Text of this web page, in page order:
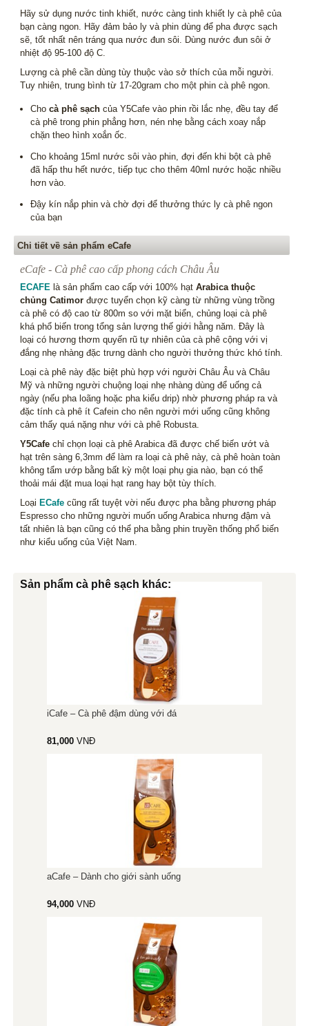
Hãy sử dụng nước tinh khiết, nước càng tinh khiết ly cà phê của
bạn càng ngon. Hãy đảm bảo ly và phin dùng để pha được sạch
sẽ, tốt nhất nên tráng qua nước đun sôi. Dùng nước đun sôi ở
nhiệt độ 95-100 độ C.
Lượng cà phê cần dùng tùy thuộc vào sở thích của mỗi người.
Tuy nhiên, trung bình từ 17-20gram cho một phin cà phê ngon.
Chocà phê sạch của Y5Cafe vào phin rồi lắc nhẹ, đều tay để
cà phê trong phin phẳng hơn, nén nhẹ bằng cách xoay nắp
chặn theo hình xoắn ốc.
Cho khoảng 15ml nước sôi vào phin, đợi đến khi bột cà phê
đã hấp thu hết nước, tiếp tục cho thêm 40ml nước hoặc nhiều
hơn vào.
Đậy kín nắp phin và chờ đợi để thưởng thức ly cà phê ngon
của bạn
Chi tiết về sản phẩm eCafe
eCafe - Cà phê cao cấp phong cách Châu Âu
ECAFE là sản phẩm cao cấp với 100% hạtArabica thuộc
chủng Catimor được tuyển chọn kỹ càng từ những vùng trồng
cà phê có độ cao từ 800m so với mặt biển, chủng loại cà phê
khá phổ biến trong tổng sản lượng thế giới hằng năm. Đây là
loại có hương thơm quyến rũ tự nhiên của cà phê cộng với vị
đắng nhẹ nhàng đặc trưng dành cho người thưởng thức khó tính.
Loại cà phê này đặc biệt phù hợp với người Châu Âu và Châu
Mỹ và những người chuộng loại nhẹ nhàng dùng để uống cả
ngày (nếu pha loãng hoặc pha kiểu drip) nhờ phương pháp ra và
đặc tính cà phê ít Cafein cho nên người mới uống cũng không
cảm thấy quá nặng như với cà phê Robusta.
Y5Cafe chỉ chọn loại cà phê Arabica đã được chế biến ướt và
hạt trên sàng 6,3mm để làm ra loại cà phê này, cà phê hoàn toàn
không tẩm ướp bằng bất kỳ một loại phụ gia nào, bạn có thể
thoải mái đặt mua loại hạt rang hay bột tùy thích.
Loại ECafe cũng rất tuyệt vời nếu được pha bằng phương pháp
Espresso cho những người muốn uống Arabica nhưng đậm và
tất nhiên là bạn cũng có thể pha bằng phin truyền thống phổ biến
như kiểu uống của Việt Nam.
Sản phẩm cà phê sạch khác:
iCafe – Cà phê đậm dùng với đá
81,000 VNĐ
aCafe – Dành cho giới sành uống
94,000 VNĐ